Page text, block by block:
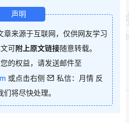
声明
章来源于互联网，仅供网友学习
可附上原文链接随意转载。
的权益，请发送邮件至
或点击右侧
私信：月情 反
们将尽快处理。